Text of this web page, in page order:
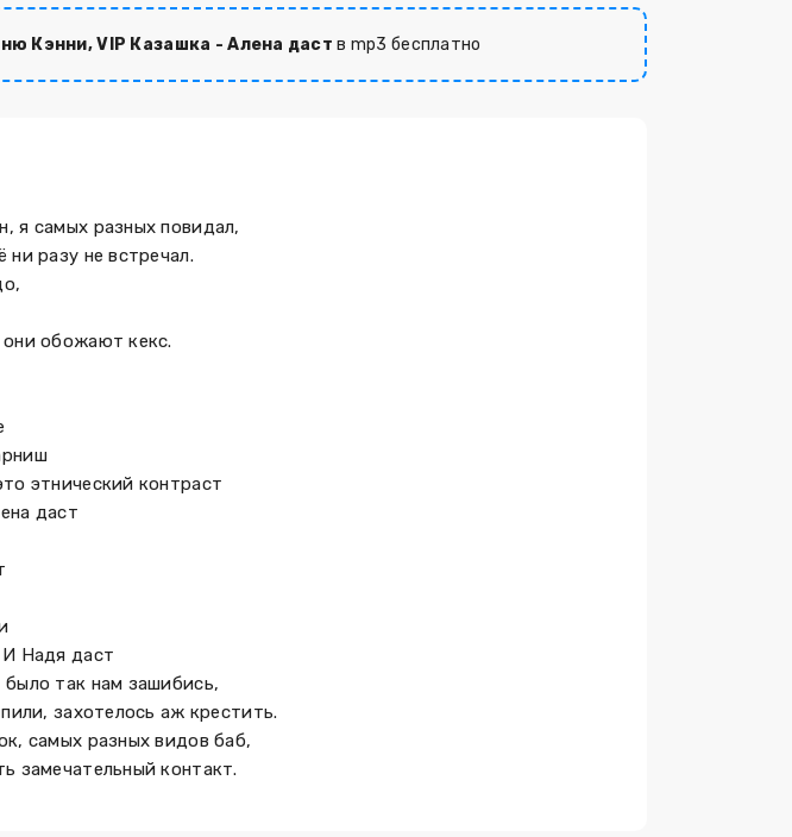
Кэнни, VIP Казашка - Алена даст в mp3 бесплатно
я самых разных повидал,
разу не встречал.
обожают кекс.
этнический контраст
даст
Надя даст
так нам зашибись,
захотелось аж крестить.
самых разных видов баб,
замечательный контакт.